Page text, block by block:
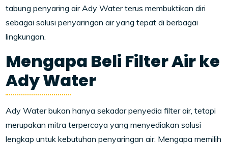
tabung penyaring air Ady Water terus membuktikan diri
sebagai solusi penyaringan air yang tepat di berbagai
lingkungan.
Mengapa Beli Filter Air ke
Ady Water
Ady Water bukan hanya sekadar penyedia filter air, tetapi
merupakan mitra terpercaya yang menyediakan solusi
lengkap untuk kebutuhan penyaringan air. Mengapa memilih